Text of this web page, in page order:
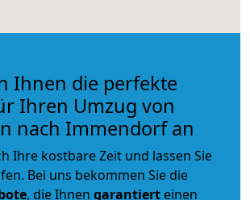
Ihnen die perfekte
Ihren Umzug von
nach Immendorf an
Ihre kostbare Zeit und lassen Sie
Bei uns bekommen Sie die
, die Ihnen garantiert einen